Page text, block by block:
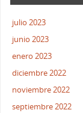
julio 2023
junio 2023
enero 2023
diciembre 2022
noviembre 2022
septiembre 2022